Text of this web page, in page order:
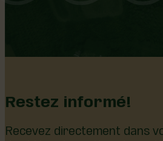
Restez informé!
Recevez directement dans